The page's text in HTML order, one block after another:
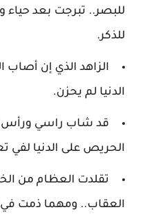
للبصر.. تبرجت بعد حياء
للذكر.
الزاهد الذي إن أصاب
الدنيا لم يحزن.
قد شاب راسي
الحريص على الدنيا لفي
تقلدت العظام من
العقاب.. ومهما ذمت في